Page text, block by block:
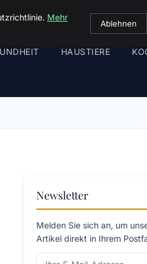
HAUSTIERE
Newsletter
Melden Sie sich an, um
Artikel direkt in Ihrem
Mehr
Ablehnen